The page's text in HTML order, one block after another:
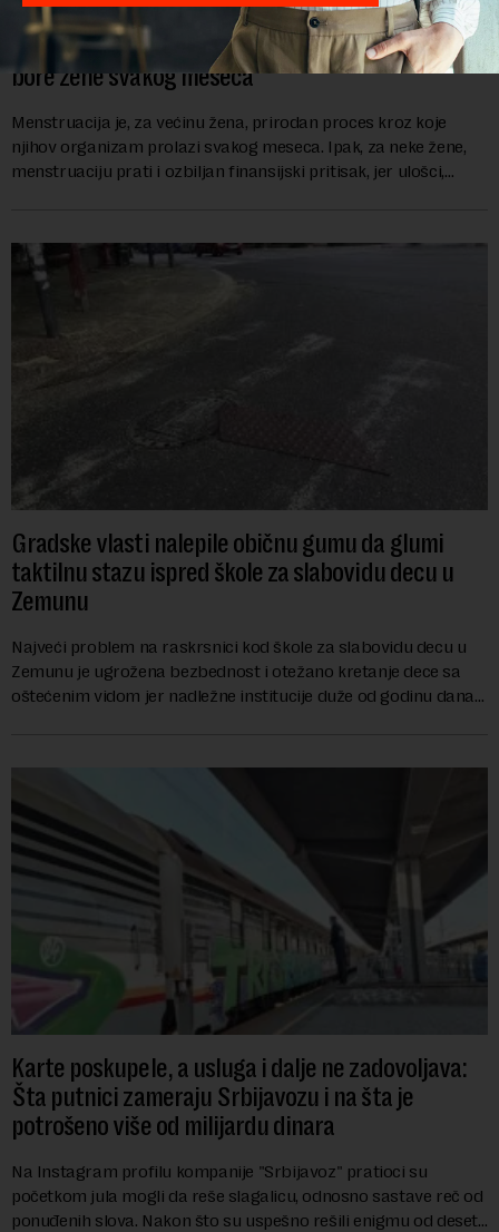
Menstrualno siromaštvo u Srbiji: Veći porez
plaćamo na uloške, nego na novine – s čime se sve
bore žene svakog meseca
Menstruacija je, za većinu žena, prirodan proces kroz koje
njihov organizam prolazi svakog meseca. Ipak, za neke žene,
menstruaciju prati i ozbiljan finansijski pritisak, jer ulošci,
Gradske vlasti nalepile običnu gumu da glumi
taktilnu stazu ispred škole za slabovidu decu u
Zemunu
Najveći problem na raskrsnici kod škole za slabovidu decu u
Zemunu je ugrožena bezbednost i otežano kretanje dece sa
oštećenim vidom jer nadležne institucije duže od godinu dana
Karte poskupele, a usluga i dalje ne zadovoljava:
Šta putnici zameraju Srbijavozu i na šta je
potrošeno više od milijardu dinara
Na Instagram profilu kompanije "Srbijavoz" pratioci su
početkom jula mogli da reše slagalicu, odnosno sastave reč od
ponuđenih slova. Nakon što su uspešno rešili enigmu od deset